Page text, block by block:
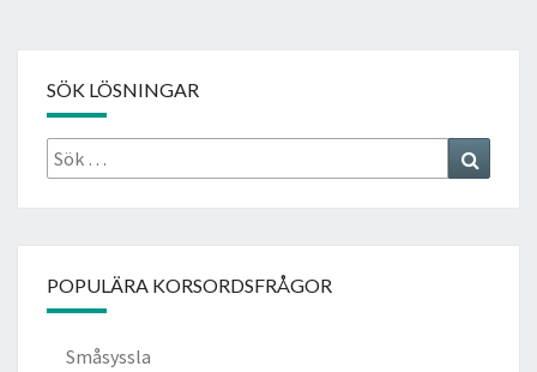
SÖK LÖSNINGAR
Sök
efter:
POPULÄRA KORSORDSFRÅGOR
Småsyssla